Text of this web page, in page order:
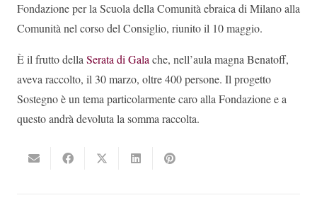
Fondazione per la Scuola della Comunità ebraica di Milano alla
Comunità nel corso del Consiglio, riunito il 10 maggio.
È il frutto dellaSerata di Galache, nell’aula magna Benatoff,
aveva raccolto, il 30 marzo, oltre 400 persone. Il progetto
Sostegno è un tema particolarmente caro alla Fondazione e a
questo andrà devoluta la somma raccolta.